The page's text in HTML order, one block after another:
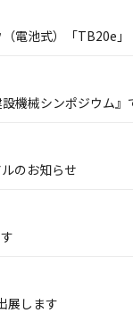
電池式）「TB20e」
機械シンポジウム
のお知らせ
展します